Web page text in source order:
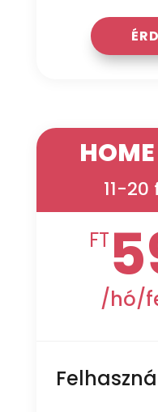
11-
FT
/hó/